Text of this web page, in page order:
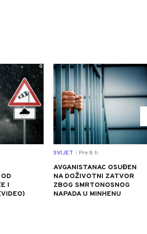
0
I
SVIJET Pre 8 h
AVGANISTANAC OSUĐEN
NA DOŽIVOTNI ZATVOR
ZBOG SMRTONOSNOG
NAPADA U MINHENU